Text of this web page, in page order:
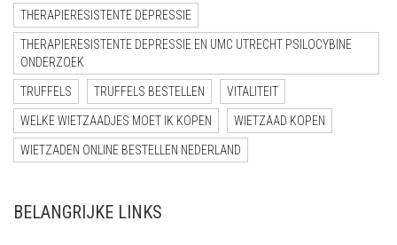
THERAPIERESISTENTE DEPRESSIE
THERAPIERESISTENTE DEPRESSIE EN UMC UTRECHT PSILOCYBINE
ONDERZOEK
TRUFFELS TRUFFELS BESTELLEN VITALITEIT
WELKE WIETZAADJES MOET IK KOPEN WIETZAAD KOPEN
WIETZADEN ONLINE BESTELLEN NEDERLAND
BELANGRIJKE LINKS